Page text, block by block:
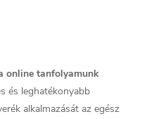
online tanfolyamunk
és leghatékonyabb
alkalmazását az egész